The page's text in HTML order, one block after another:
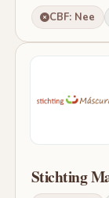
CBF: Nee
Stichting